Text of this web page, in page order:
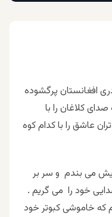
افغانستان پرگشوده
کلاغان را با
عاشق را با کدام کوه
می بندم و سر بر
خود را می گریم .
خاموشی کبوتر خود